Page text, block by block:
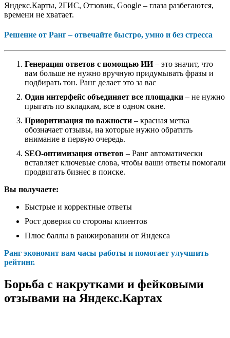
Яндекс.Карты, 2ГИС, Отзовик, Google – глаза разбегаются,
времени не хватает.
Решение от Ранг – отвечайте быстро, умно и без стресса
Генерация ответов с помощью ИИ– это значит, что
вам больше не нужно вручную придумывать фразы и
подбирать тон. Ранг делает это за вас
Один интерфейс объединяет все площадки – не нужно
прыгать по вкладкам, все в одном окне.
Приоритизация по важности – красная метка
обозначает отзывы, на которые нужно обратить
внимание в первую очередь.
SEO-оптимизация ответов – Ранг автоматически
вставляет ключевые слова, чтобы ваши ответы помогали
продвигать бизнес в поиске.
Вы получаете:
Быстрые и корректные ответы
Рост доверия со стороны клиентов
Плюс баллы в ранжировании от Яндекса
Ранг экономит вам часы работы и помогает улучшить
рейтинг.
Борьба с накрутками и фейковыми
отзывами на Яндекс.Картах